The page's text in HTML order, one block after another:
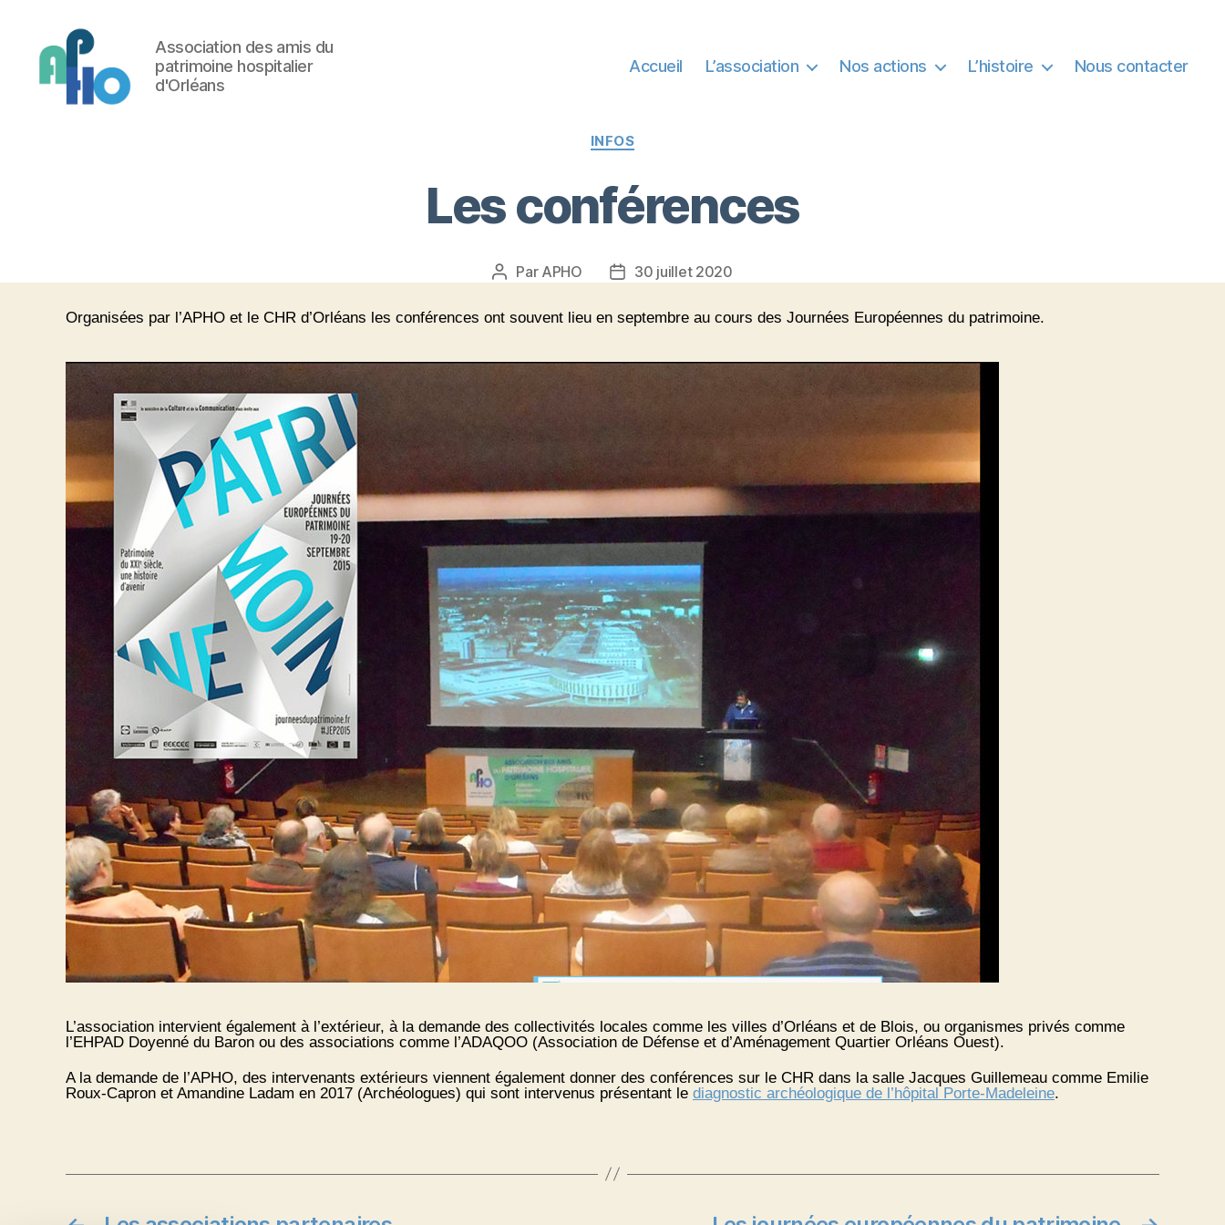
Association des amis du
patrimoine hospitalier
d'Orléans
Accueil L’association Nos actions L’histoire Nous contacter
Catégories
INFOS
Les conférences
Auteur
l’article
Par APHO
Date
l’article
30 juillet 2020
Organisées par l’APHO et le CHR d’Orléans les conférences ont souvent lieu en septembre au cours des Journées Européennes du patrimoine.
L’association intervient également à l’extérieur, à la demande des collectivités locales comme les villes d’Orléans et de Blois, ou organismes privés comme
l’EHPAD Doyenné du Baron ou des associations comme l’ADAQOO (Association de Défense et d’Aménagement Quartier Orléans Ouest).
A la demande de l’APHO, des intervenants extérieurs viennent également donner des conférences sur le CHR dans la salle Jacques Guillemeau comme Emilie
Roux-Capron et Amandine Ladam en 2017 (Archéologues) qui sont intervenus présentant le diagnostic archéologique de l’hôpital Porte-Madeleine.